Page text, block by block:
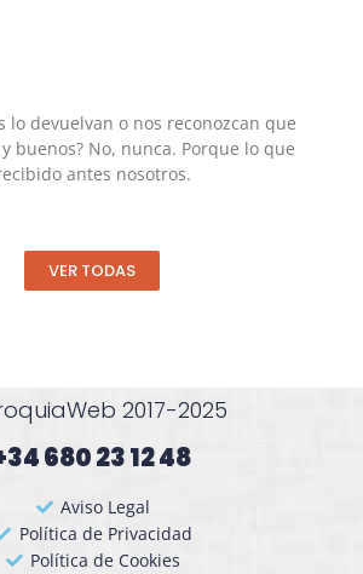
lo devuelvan o nos reconozcan que
buenos? No, nunca. Porque lo que
antes nosotros.
VER TODAS
2017-2025
680 23 12 48​
Aviso Legal
Política de Privacidad
Política de Cookies